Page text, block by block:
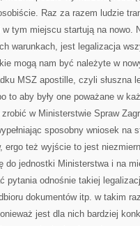
Raz za razem ludzie
tym miejscu startują na nowo.
warunkach, jest legalizacja
mogą nam być należyte w
MSZ apostille, czyli słuszna
to aby były one poważane w
w Ministerstwie Spraw
sposobny wniosek na
ergo też wyjście to jest
do jednostki Ministerstwa i na
pytania odnośnie takiej
dokumentów itp. w takim
jest dla nich bardziej